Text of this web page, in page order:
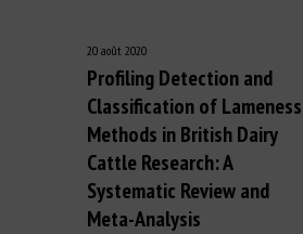
20 août 2020
Profiling Detection and
Classification of Lameness
Methods in British Dairy
Cattle Research: A
Systematic Review and
Meta-Analysis